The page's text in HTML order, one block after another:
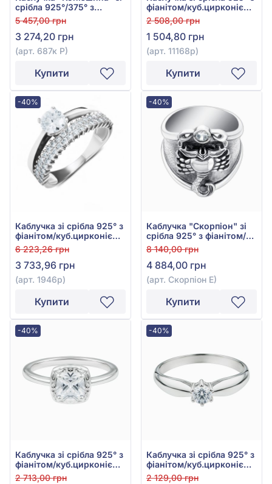
срібла 925°/375° з
Фіанітом/куб.цирконієм,
Чорною Емаллю, арт.
687к Р
5 457,00 грн
3 274,20 грн
(арт. 687к Р)
Купити
фіанітом/куб.цирконієм,
арт. 11168р
2 508,00 грн
1 504,80 грн
(арт. 11168р)
Купити
-40%
Каблучка зі срібла 925° з
фіанітом/куб.цирконієм,
арт. 1946р
6 223,26 грн
3 733,96 грн
(арт. 1946р)
Купити
-40%
Каблучка "Скорпіон" зі
срібла 925° з фіанітом/
куб.цирконієм, арт.
Скорпіон Е
8 140,00 грн
4 884,00 грн
(арт. Скорпіон Е)
Купити
-40%
Каблучка зі срібла 925° з
фіанітом/куб.цирконієм,
арт. 15 3 3824
2 713,00 грн
-40%
Каблучка зі срібла 925° з
фіанітом/куб.цирконієм,
арт. 15 3 2644
2 129,00 грн